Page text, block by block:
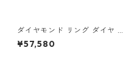
ダイヤモンド リング ダイヤ ア
イスブルーダイヤ 合計0.06ct
8.5号 プラチナ Pt950 ハート
¥57,580